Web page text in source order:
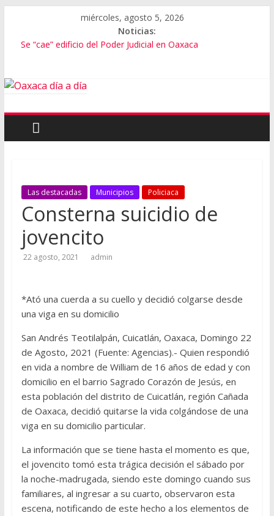
miércoles, agosto 5, 2026
Noticias:
Se “cae” edificio del Poder Judicial en Oaxaca
Cómo cuidar el presupuesto familiar en el regreso a clases
Las destacadas Municipios Policiaca
Consterna suicidio de
jovencito
22 agosto, 2021 admin
*Ató una cuerda a su cuello y decidió colgarse desde
una viga en su domicilio
San Andrés Teotilalpán, Cuicatlán, Oaxaca, Domingo 22
de Agosto, 2021 (Fuente: Agencias).- Quien respondió
en vida a nombre de William de 16 años de edad y con
domicilio en el barrio Sagrado Corazón de Jesús, en
esta población del distrito de Cuicatlán, región Cañada
de Oaxaca, decidió quitarse la vida colgándose de una
viga en su domicilio particular.
La información que se tiene hasta el momento es que,
el jovencito tomó esta trágica decisión el sábado por
la noche-madrugada, siendo este domingo cuando sus
familiares, al ingresar a su cuarto, observaron esta
escena, notificando de este hecho a los elementos de